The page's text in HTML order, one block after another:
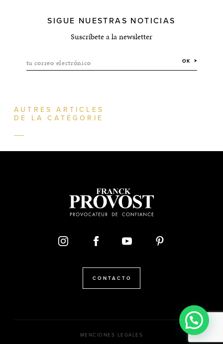
SIGUE NUESTRAS NOTICIAS
Suscríbete a la newsletter
tu correo electrónico OK
AUTRES ARTICLES
DE LA CATÉGORIE
CONTACTO
MENCIONES LEGALES